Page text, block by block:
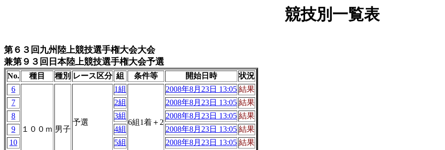
競技別一覧表
第６３回九州陸上競技選手権大会大会
兼第９３回日本陸上競技選手権大会予選
No. 種目 種別 レース区分 組 条件等 開始日時
状況
6
１００ｍ 男子
予選
1組
6組1着＋2
2008年8月23日 13:05 結果
7
2組 2008年8月23日 13:05 結果
8
3組 2008年8月23日 13:05 結果
9
4組 2008年8月23日 13:05 結果
10
5組 2008年8月23日 13:05 結果